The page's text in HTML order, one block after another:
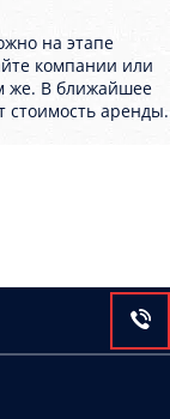
на этапе
компании или
же. В ближайшее
стоимость аренды.